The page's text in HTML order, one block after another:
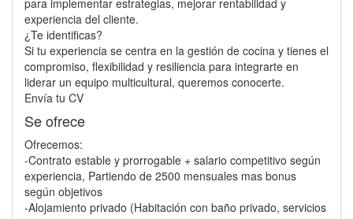
para implementar estrategias, mejorar rentabilidad y
experiencia del cliente.
¿Te identificas?
Si tu experiencia se centra en la gestión de cocina y tienes el
compromiso, flexibilidad y resiliencia para integrarte en
liderar un equipo multicultural, queremos conocerte.
Envía tu CV
Se ofrece
Ofrecemos:
-Contrato estable y prorrogable + salario competitivo según
experiencia, Partiendo de 2500 mensuales mas bonus
según objetivos
-Alojamiento privado (Habitación con baño privado, servicios